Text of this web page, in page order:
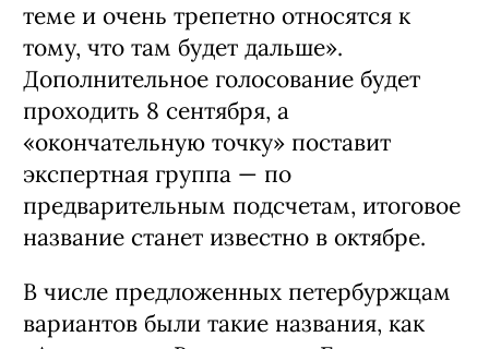
теме и очень трепетно относятся к
тому, что там будет дальше».
Дополнительное голосование будет
проходить 8 сентября, а
«окончательную точку» поставит
экспертная группа — по
предварительным подсчетам, итоговое
название станет известно в октябре.
В числе предложенных петербуржцам
вариантов были такие названия, как